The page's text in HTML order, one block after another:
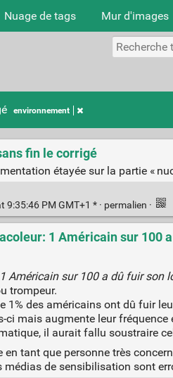
Nuage de tags Mur d'images
environnement
fin le corrigé
étayée sur la partie «
PM GMT+1 * · permalien ·
1 Américain sur 100
1 Américain sur 100 a dû fuir son
trompeur.
1% des américains ont dû fuir
ci mais augmente leur
il aurait fallu soustraire
en tant que personne très
médias de sensibilisation sont